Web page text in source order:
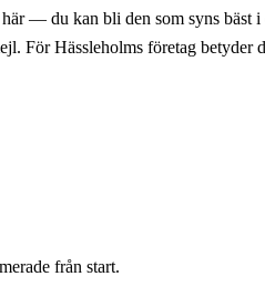
— du kan bli den som syns bäst
För Hässleholms företag betyder
från start.